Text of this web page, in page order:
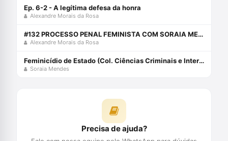
Ep. 6-2 - A legítima defesa da honra
Alexandre Morais da Rosa
#132 PROCESSO PENAL FEMINISTA COM SORAIA MENDES
Alexandre Morais da Rosa
Feminicídio de Estado (Col. Ciências Criminais e Interseccionalidades Livro 1) eBook Kindle
Soraia Mendes
Precisa de ajuda?